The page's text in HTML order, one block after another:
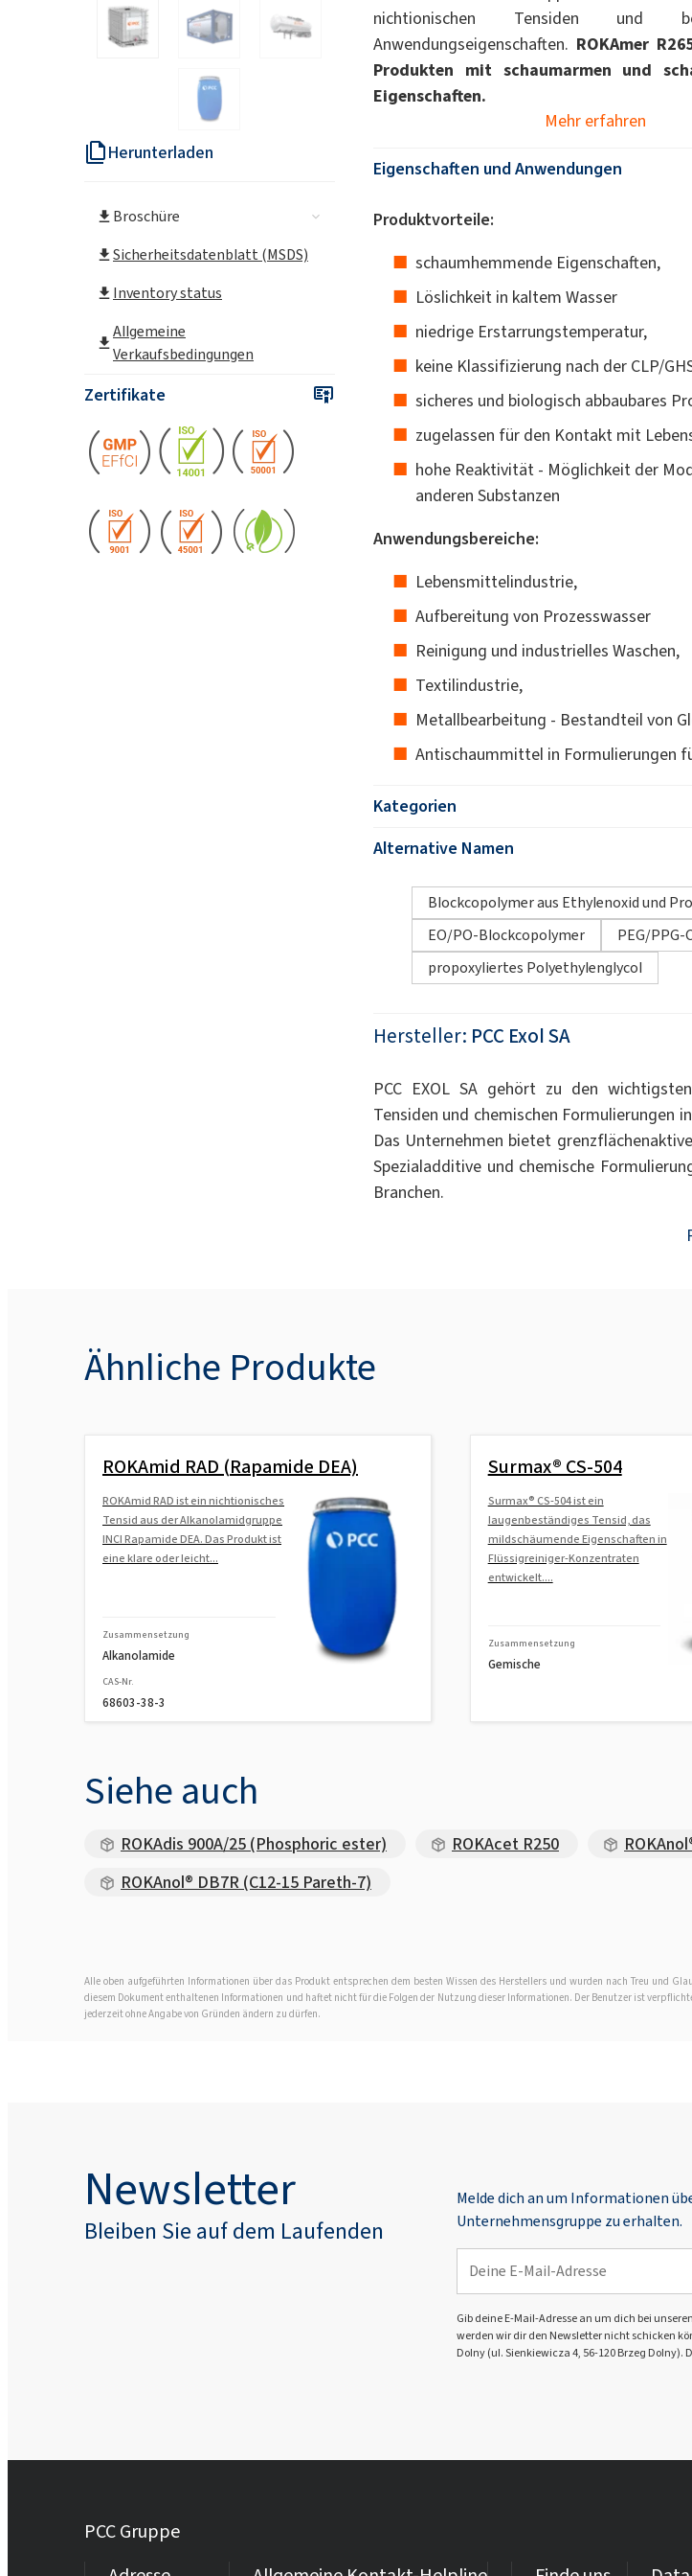
Herunterladen
Broschüre
Sicherheitsdatenblatt (MSDS)
Inventory status
Allgemeine
Verkaufsbedingungen
Zertifikate
nichtionischen Tensiden und
Anwendungseigenschaften. ROKAmer
Produkten mit schaumarmen und
Eigenschaften.
Mehr erfahren
Eigenschaften und Anwendungen
Produktvorteile:
schaumhemmende Eigenschaften,
Löslichkeit in kaltem Wasser
niedrige Erstarrungstemperatur,
keine Klassifizierung nach der CLP/
sicheres und biologisch abbaubares
zugelassen für den Kontakt mit
hohe Reaktivität - Möglichkeit der
anderen Substanzen
Anwendungsbereiche:
Lebensmittelindustrie,
Aufbereitung von Prozesswasser
Reinigung und industrielles Waschen,
Textilindustrie,
Metallbearbeitung - Bestandteil von
Antischaummittel in Formulierungen
Kategorien
Alternative Namen
Blockcopolymer aus Ethylenoxid und
EO/PO-Blockcopolymer
PEG/
propoxyliertes Polyethylenglycol
Hersteller: PCC Exol SA
PCC EXOL SA gehört zu den
Tensiden und chemischen Formulierungen
Das Unternehmen bietet
Spezialadditive und chemische
Branchen.
Ähnliche Produkte
ROKAmid RAD (Rapamide DEA)
ROKAmid RAD ist ein nichtionisches
Tensid aus der Alkanolamidgruppe
INCI Rapamide DEA. Das Produkt ist
eine klare oder leicht...
Zusammensetzung
Alkanolamide
CAS-Nr.
68603-38-3
Surmax® CS-504
Surmax® CS-504 ist ein
laugenbeständiges Tensid, das
mildschäumende Eigenschaften in
Flüssigreiniger-Konzentraten
entwickelt....
Zusammensetzung
Gemische
Siehe auch
ROKAdis 900A/25 (Phosphoric ester) ROKAcet R250
ROKAnol® DB7R (C12-15 Pareth-7)
Alle oben aufgeführten Informationen über das Produkt entsprechen dem besten Wissen des Herstellers und wurden nach Treu und
diesem Dokument enthaltenen Informationen und haftet nicht für die Folgen der Nutzung dieser Informationen. Der Benutzer ist
jederzeit ohne Angabe von Gründen ändern zu dürfen.
Newsletter
Bleiben Sie auf dem Laufenden
Melde dich an um Informationen
Unternehmensgruppe zu erhalten.
Gib deine E-Mail-Adresse an um dich bei
werden wir dir den Newsletter nicht schicken
Dolny (ul. Sienkiewicza 4, 56-120 Brzeg
PCC Gruppe